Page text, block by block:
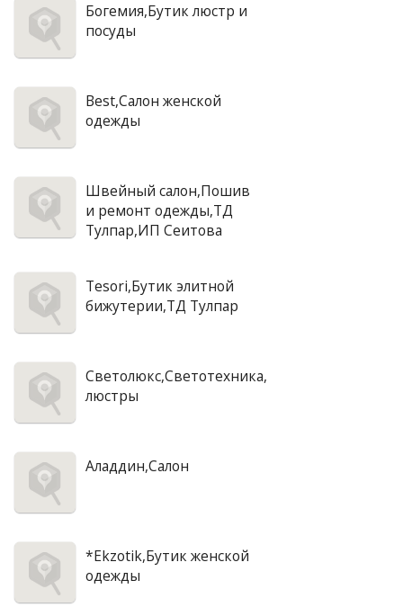
Богемия,Бутик люстр и
посуды
Best,Салон женской
одежды
Швейный салон,Пошив
и ремонт одежды,ТД
Тулпар,ИП Сеитова
Tesori,Бутик элитной
бижутерии,ТД Тулпар
Светолюкс,Светотехника,
люстры
Аладдин,Салон
*Ekzotik,Бутик женской
одежды